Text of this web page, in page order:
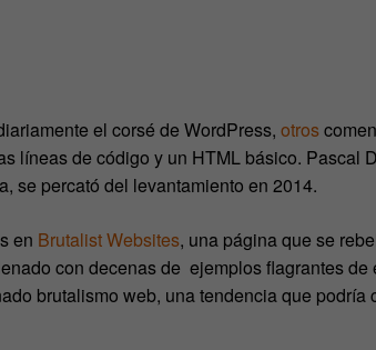
el corsé de WordPress, otros
líneas de código y un HTML básico. Pascal
se percató del levantamiento en 2014.
en Brutalist Websites, una página que se
con decenas de ejemplos flagrantes de
brutalismo web, una tendencia que podría